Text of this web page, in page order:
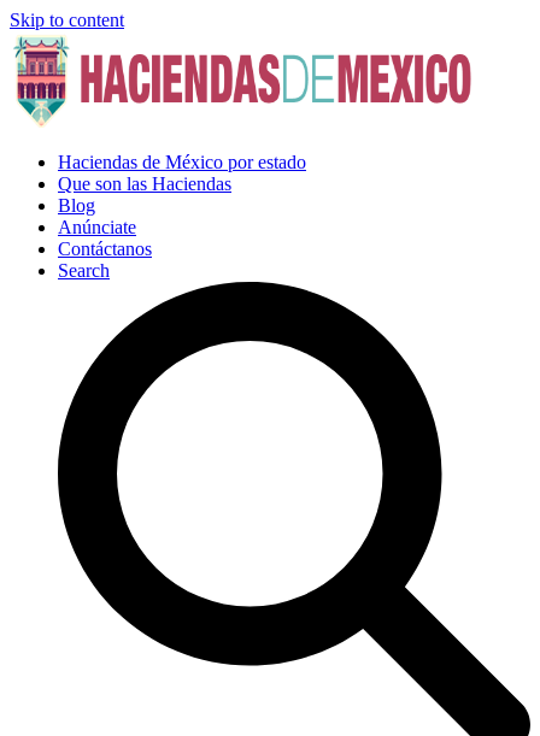
Skip to content
Haciendas de México por estado
Que son las Haciendas
Blog
Anúnciate
Contáctanos
Search